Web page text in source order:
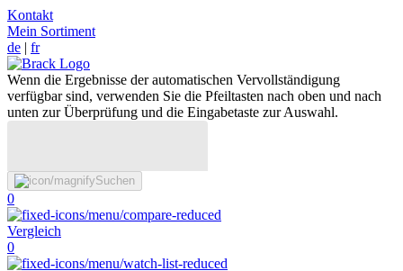
Kontakt
Mein Sortiment
de | fr
Wenn die Ergebnisse der automatischen Vervollständigung
verfügbar sind, verwenden Sie die Pfeiltasten nach oben und nach
unten zur Überprüfung und die Eingabetaste zur Auswahl.
Suchen
0
Vergleich
0